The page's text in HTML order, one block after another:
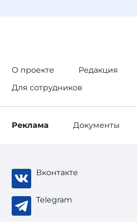
О проекте
Редакция
Для сотрудников
Реклама Документы
Вконтакте
Telegram